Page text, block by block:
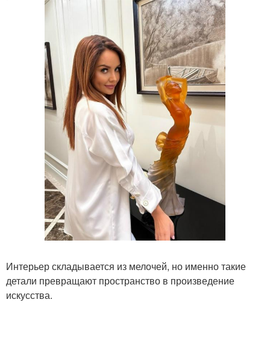
Интерьер складывается из мелочей, но именно такие
детали превращают пространство в произведение
искусства.